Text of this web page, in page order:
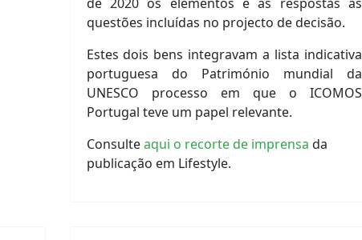
questões incluídas no projecto de decisão.
Estes dois bens integravam a lista indicativa
portuguesa do Património mundial da
UNESCO processo em que o ICOMOS
Portugal teve um papel relevante.
Consulteaqui o recorte de imprensa da
publicação em Lifestyle.